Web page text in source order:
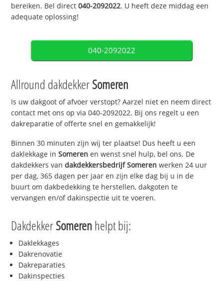
bereiken. Bel direct040-2092022. U heeft deze middag een
adequate oplossing!
040-2092022
Allround dakdekkerSomeren
Is uw dakgoot of afvoer verstopt? Aarzel niet en neem direct
contact met ons op via 040-2092022. Bij ons regelt u een
dakreparatie of offerte snel en gemakkelijk!
Binnen 30 minuten zijn wij ter plaatse! Dus heeft u een
daklekkage inSomeren en wenst snel hulp, bel ons. De
dakdekkers vandakdekkersbedrijfSomeren werken 24 uur
per dag, 365 dagen per jaar en zijn elke dag bij u in de
buurt om dakbedekking te herstellen, dakgoten te
vervangen en/of dakinspectie uit te voeren.
DakdekkerSomeren helpt bij:
Daklekkages
Dakrenovatie
Dakreparaties
Dakinspecties